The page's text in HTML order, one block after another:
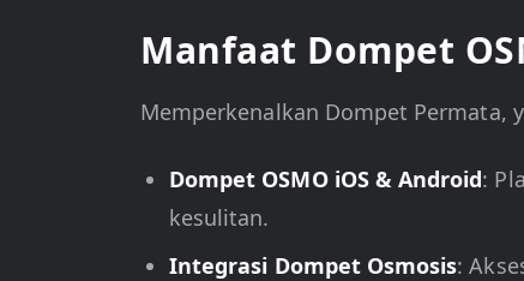
Manfaat Dompet
Memperkenalkan Dompet Permata,
Dompet OSMO iOS & Android:
kesulitan.
Integrasi Dompet Osmosis: